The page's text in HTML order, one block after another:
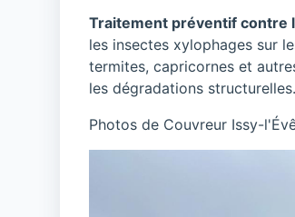
Traitement préventif contre
les insectes xylophages sur
termites, capricornes et
les dégradations structurelles.
Photos de Couvreur Issy-